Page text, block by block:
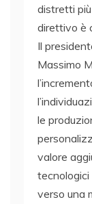
distretti
direttivo è
Il
Massimo
le
valore
tecnologici
verso una